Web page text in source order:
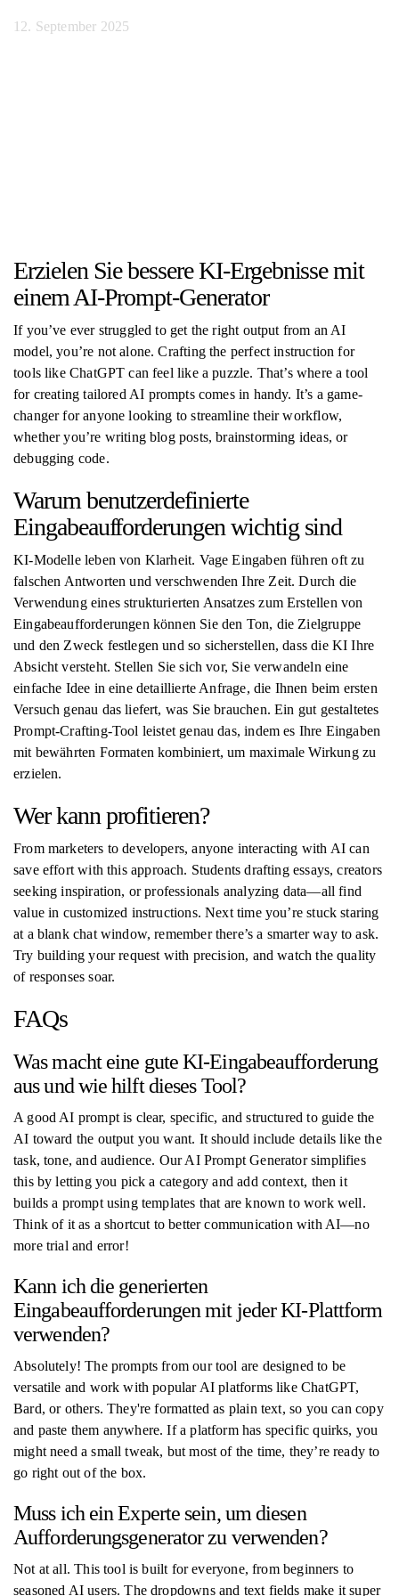
12. September 2025
Erzielen Sie bessere KI-Ergebnisse mit
einem AI-Prompt-Generator
If you’ve ever struggled to get the right output from an AI
model, you’re not alone. Crafting the perfect instruction for
tools like ChatGPT can feel like a puzzle. That’s where a tool
for creating tailored AI prompts comes in handy. It’s a game-
changer for anyone looking to streamline their workflow,
whether you’re writing blog posts, brainstorming ideas, or
debugging code.
Warum benutzerdefinierte
Eingabeaufforderungen wichtig sind
KI-Modelle leben von Klarheit. Vage Eingaben führen oft zu
falschen Antworten und verschwenden Ihre Zeit. Durch die
Verwendung eines strukturierten Ansatzes zum Erstellen von
Eingabeaufforderungen können Sie den Ton, die Zielgruppe
und den Zweck festlegen und so sicherstellen, dass die KI Ihre
Absicht versteht. Stellen Sie sich vor, Sie verwandeln eine
einfache Idee in eine detaillierte Anfrage, die Ihnen beim ersten
Versuch genau das liefert, was Sie brauchen. Ein gut gestaltetes
Prompt-Crafting-Tool leistet genau das, indem es Ihre Eingaben
mit bewährten Formaten kombiniert, um maximale Wirkung zu
erzielen.
Wer kann profitieren?
From marketers to developers, anyone interacting with AI can
save effort with this approach. Students drafting essays, creators
seeking inspiration, or professionals analyzing data—all find
value in customized instructions. Next time you’re stuck staring
at a blank chat window, remember there’s a smarter way to ask.
Try building your request with precision, and watch the quality
of responses soar.
FAQs
Was macht eine gute KI-Eingabeaufforderung
aus und wie hilft dieses Tool?
A good AI prompt is clear, specific, and structured to guide the
AI toward the output you want. It should include details like the
task, tone, and audience. Our AI Prompt Generator simplifies
this by letting you pick a category and add context, then it
builds a prompt using templates that are known to work well.
Think of it as a shortcut to better communication with AI—no
more trial and error!
Kann ich die generierten
Eingabeaufforderungen mit jeder KI-Plattform
verwenden?
Absolutely! The prompts from our tool are designed to be
versatile and work with popular AI platforms like ChatGPT,
Bard, or others. They're formatted as plain text, so you can copy
and paste them anywhere. If a platform has specific quirks, you
might need a small tweak, but most of the time, they’re ready to
go right out of the box.
Muss ich ein Experte sein, um diesen
Aufforderungsgenerator zu verwenden?
Not at all. This tool is built for everyone, from beginners to
seasoned AI users. The dropdowns and text fields make it super